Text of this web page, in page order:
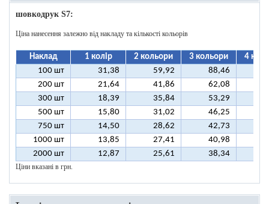
шовкодрук S7:
Ціна нанесення залежно від накладу та кількості кольорів
Наклад 1 колір 2 кольори 3 кольори
4
100 шт
31,38 59,92 88,46
200 шт
21,64 41,86 62,08
300 шт
18,39 35,84 53,29
500 шт
15,80 31,02 46,25
750 шт
14,50 28,62 42,73
1000 шт
13,85 27,41 40,98
2000 шт
12,87 25,61 38,34
Ціни вказані в грн.